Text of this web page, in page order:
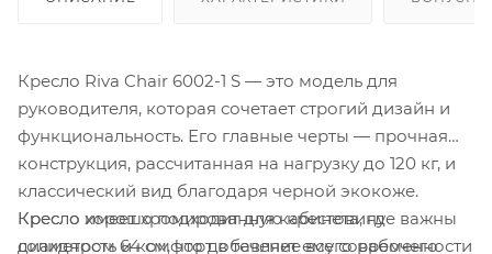
Кресло Riva Chair 6002-1 S — это модель для
руководителя, которая сочетает строгий дизайн и
функциональность. Его главные черты — прочная
конструкция, рассчитанная на нагрузку до 120 кг, и
классический вид благодаря черной экокоже.
Кресло хорошо подходит для кабинета, где важны
солидность и комфорт в течение всего рабочего
Кресло имеет хромированную крестовину
диаметром 64 см, что добавляет ему современности